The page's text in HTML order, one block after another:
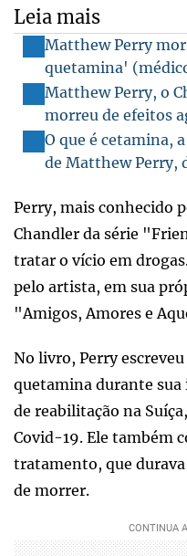
Leia mais
Matthew Perry
quetamina'
Matthew Perry, o
morreu de efeitos
O que é cetamina,
de Matthew Perry,
Perry, mais conhecido
Chandler da série
tratar o vício em
pelo artista, em sua
"Amigos, Amores e
No livro, Perry
quetamina durante
de reabilitação na
Covid-19. Ele também
tratamento, que durava
de morrer.